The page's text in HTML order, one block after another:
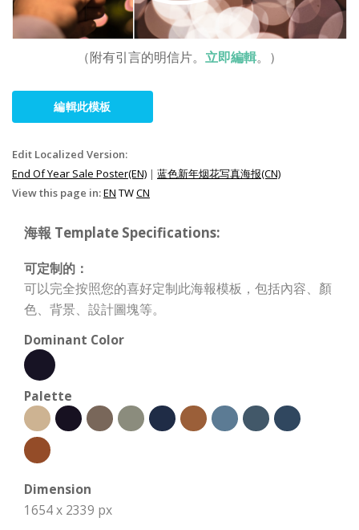
（附有引言的明信片。 立即編輯。）
編輯此模板
Edit Localized Version:
End Of Year Sale Poster(EN) | 蓝色新年烟花写真海报(CN)
View this page in:EN TWCN
海報 Template Specifications:
可定制的：
可以完全按照您的喜好定制此海報模板，包括內容、顏
色、背景、設計圖塊等。
Dominant Color
Palette
Dimension
1654 x 2339 px